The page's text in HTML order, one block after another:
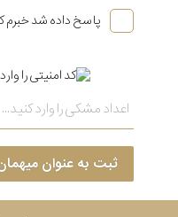
پاسخ داده شد خبرم
ثبت به عنوان